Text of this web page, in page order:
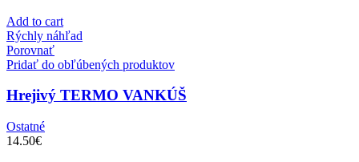
Add to cart
Rýchly náhľad
Porovnať
Pridať do obľúbených produktov
Hrejivý TERMO VANKÚŠ
Ostatné
14.50€